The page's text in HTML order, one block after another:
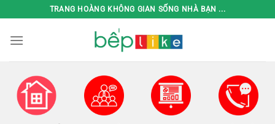
qua
nội
TRANG HOÀNG KHÔNG GIAN SỐNG NHÀ BẠN ...